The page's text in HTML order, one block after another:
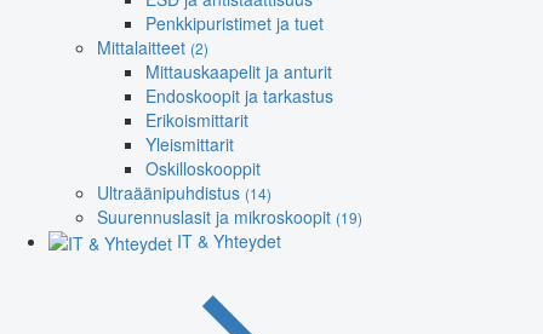
Penkkipuristimet ja tuet
Mittalaitteet (2)
Mittauskaapelit ja anturit
Endoskoopit ja tarkastus
Erikoismittarit
Yleismittarit
Oskilloskooppit
Ultraäänipuhdistus (14)
Suurennuslasit ja mikroskoopit (19)
IT & Yhteydet